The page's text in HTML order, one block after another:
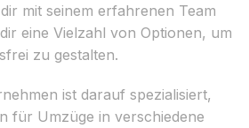
mit seinem erfahrenen Team
eine Vielzahl von Optionen, um
zu gestalten.
ist darauf spezialisiert,
für Umzüge in verschiedene